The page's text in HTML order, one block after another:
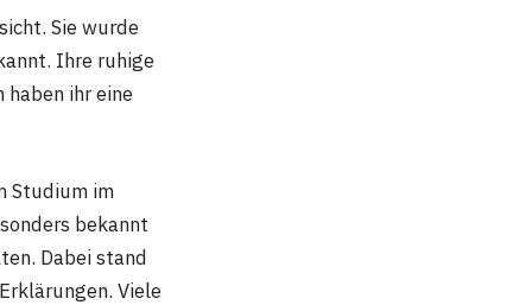
Sie wurde
Ihre ruhige
ihr eine
Studium im
bekannt
Dabei stand
Viele